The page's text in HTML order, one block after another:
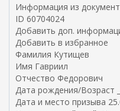
Информация из
ID 60704024
Добавить доп.
Добавить в избранное
Фамилия Кутищев
Имя Гавриил
Отчество Федорович
Дата рождения/Возраст
Дата и место призыва